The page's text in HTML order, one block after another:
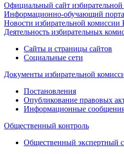
Официальный сайт
Информационно-обучающий
Новости избирательной комиссии
Деятельность избирательных
Сайты и страницы сайтов
Социальные сети
Документы избирательной
Постановления
Опубликование правовых
Информационные
Общественный контроль
Общественный экспертный